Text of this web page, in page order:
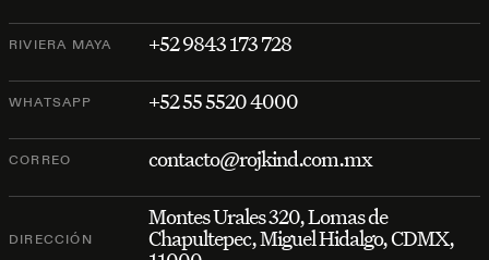
RIVIERA MAYA +52 9843 173 728
WHATSAPP +52 55 5520 4000
CORREO contacto@rojkind.com.mx
DIRECCIÓN
Montes Urales 320, Lomas de
Chapultepec, Miguel Hidalgo, CDMX,